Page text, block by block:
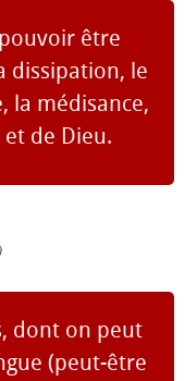
être
dissipation, le
la médisance,
de Dieu.
dont on peut
(peut-être